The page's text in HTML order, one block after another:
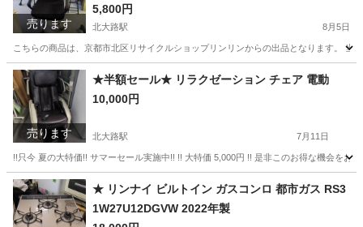
売ります
高さ調整 キャスター付き ワークチェア 回転チェ
ア pc パソコンチェア
5,800円
北大路駅 8月5日
こちらの商品は、京都市北区リサイクルショップリンリンからの出品となります。
京都 京都市 北大路駅 椅子 ゲーミングチェア
売ります
★半額セール★ リラクゼーション チェア 電動
10,000円
北大路駅 7月11日
!!只今 夏の大特価!! サマーセール実施中!! !! 大特価 5,000円 !! 是非このお得な機会を
京都 京都市 北大路駅 家具 電動
★ リンナイ ビルトイン ガスコンロ 都市ガス RS3
1W27U12DGVW 2022年製